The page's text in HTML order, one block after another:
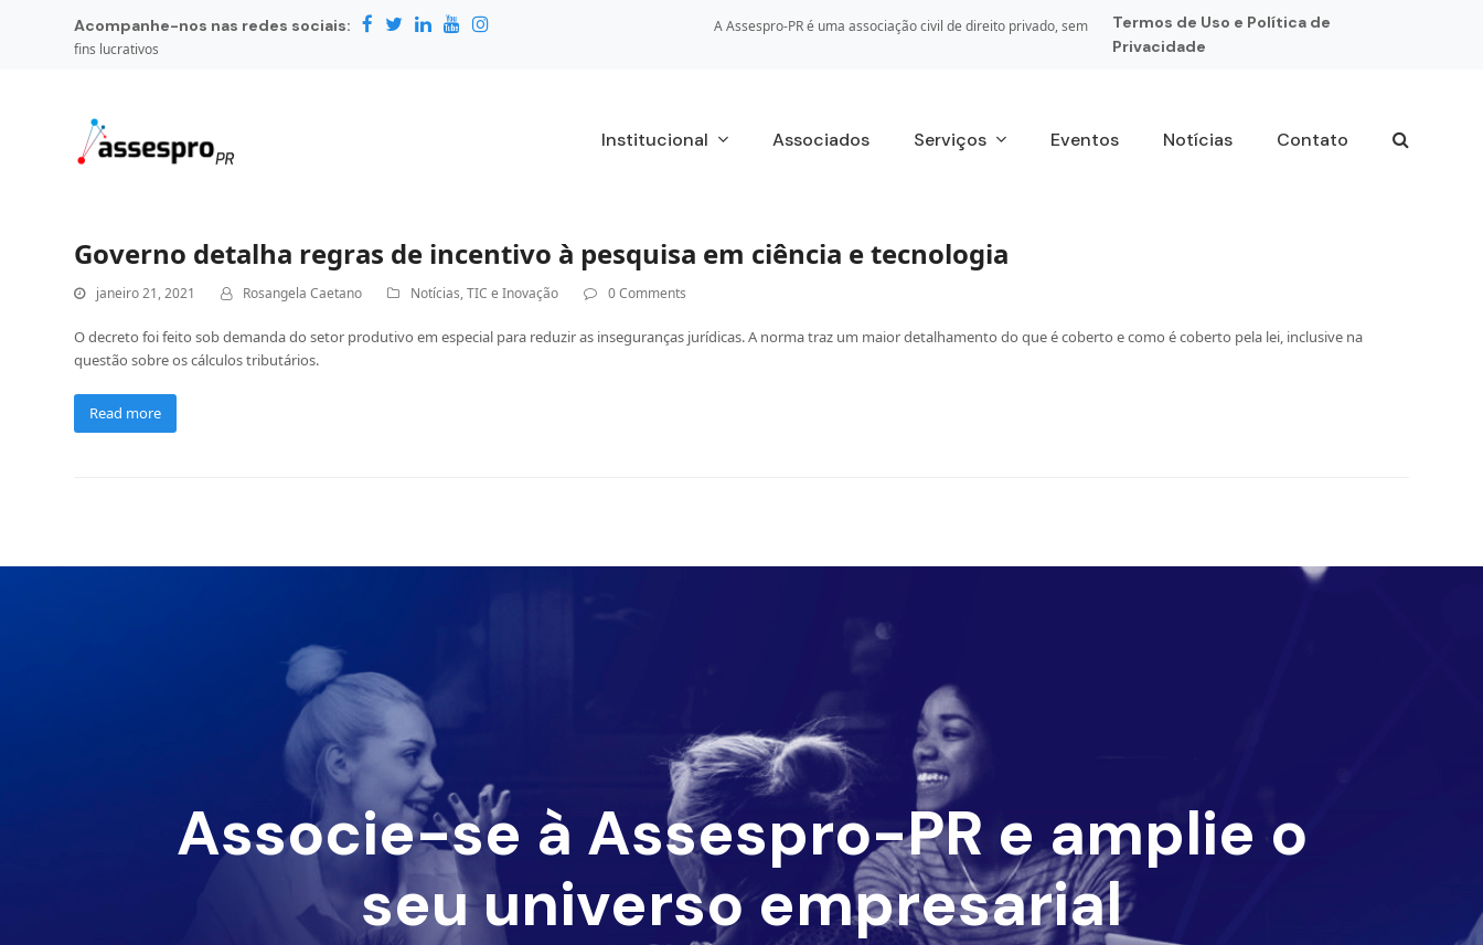
Acompanhe-nos nas redes sociais:
A Assespro-PR é uma associação civil de direito privado, sem
fins lucrativos
Termos de Uso e Política de
Privacidade
Institucional Associados Serviços Eventos Notícias Contato
Governo detalha regras de incentivo à pesquisa em ciência e tecnologia
janeiro 21, 2021 Rosangela Caetano Notícias,TIC e Inovação 0 Comments
O decreto foi feito sob demanda do setor produtivo em especial para reduzir as inseguranças jurídicas. A norma traz um maior detalhamento do que é coberto e como é coberto pela lei, inclusive na
questão sobre os cálculos tributários.
Read more
Associe-se à Assespro-PR e amplie o
seu universo empresarial